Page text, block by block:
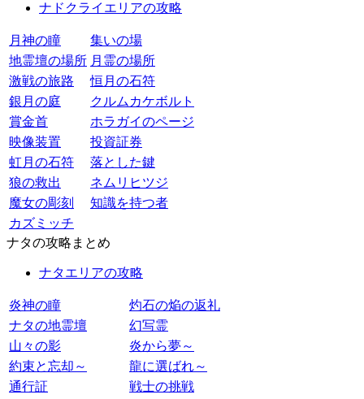
ナドクライエリアの攻略
月神の瞳
集いの場
地霊壇の場所 月霊の場所
激戦の旅路
恒月の石符
銀月の庭
クルムカケボルト
賞金首
ホラガイのページ
映像装置
投資証券
虹月の石符
落とした鍵
狼の救出
ネムリヒツジ
魔女の彫刻
知識を持つ者
カズミッチ
ナタの攻略まとめ
ナタエリアの攻略
炎神の瞳
灼石の焔の返礼
ナタの地霊壇
幻写霊
山々の影
炎から夢～
約束と忘却～
龍に選ばれ～
通行証
戦士の挑戦